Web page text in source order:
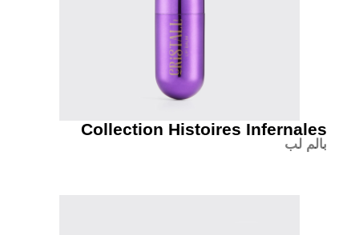
Collection Histoires Infernales
بالم لب